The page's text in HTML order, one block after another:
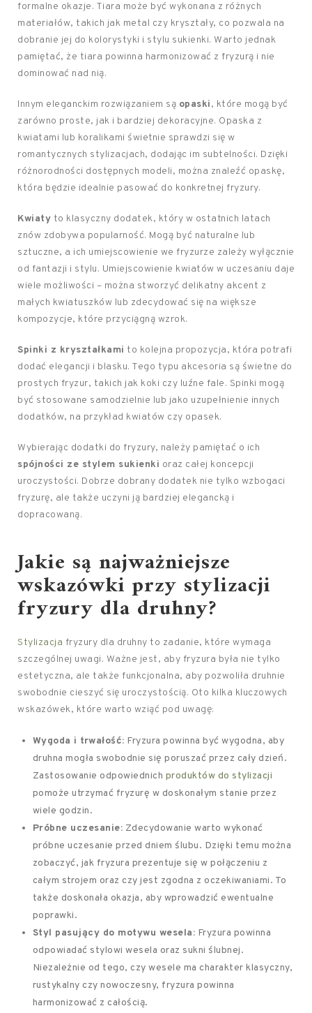
formalne okazje. Tiara może być wykonana z różnych
materiałów, takich jak metal czy kryształy, co pozwala na
dobranie jej do kolorystyki i stylu sukienki. Warto jednak
pamiętać, że tiara powinna harmonizować z fryzurą i nie
dominować nad nią.
Innym eleganckim rozwiązaniem są opaski, które mogą być
zarówno proste, jak i bardziej dekoracyjne. Opaska z
kwiatami lub koralikami świetnie sprawdzi się w
romantycznych stylizacjach, dodając im subtelności. Dzięki
różnorodności dostępnych modeli, można znaleźć opaskę,
która będzie idealnie pasować do konkretnej fryzury.
Kwiaty to klasyczny dodatek, który w ostatnich latach
znów zdobywa popularność. Mogą być naturalne lub
sztuczne, a ich umiejscowienie we fryzurze zależy wyłącznie
od fantazji i stylu. Umiejscowienie kwiatów w uczesaniu daje
wiele możliwości – można stworzyć delikatny akcent z
małych kwiatuszków lub zdecydować się na większe
kompozycje, które przyciągną wzrok.
Spinki z kryształkami to kolejna propozycja, która potrafi
dodać elegancji i blasku. Tego typu akcesoria są świetne do
prostych fryzur, takich jak koki czy luźne fale. Spinki mogą
być stosowane samodzielnie lub jako uzupełnienie innych
dodatków, na przykład kwiatów czy opasek.
Wybierając dodatki do fryzury, należy pamiętać o ich
spójności ze stylem sukienki oraz całej koncepcji
uroczystości. Dobrze dobrany dodatek nie tylko wzbogaci
fryzurę, ale także uczyni ją bardziej elegancką i
dopracowaną.
Jakie są najważniejsze
wskazówki przy stylizacji
fryzury dla druhny?
Stylizacja fryzury dla druhny to zadanie, które wymaga
szczególnej uwagi. Ważne jest, aby fryzura była nie tylko
estetyczna, ale także funkcjonalna, aby pozwoliła druhnie
swobodnie cieszyć się uroczystością. Oto kilka kluczowych
wskazówek, które warto wziąć pod uwagę:
Wygoda i trwałość: Fryzura powinna być wygodna, aby
druhna mogła swobodnie się poruszać przez cały dzień.
Zastosowanie odpowiednich produktów do stylizacji
pomoże utrzymać fryzurę w doskonałym stanie przez
wiele godzin.
Próbne uczesanie: Zdecydowanie warto wykonać
próbne uczesanie przed dniem ślubu. Dzięki temu można
zobaczyć, jak fryzura prezentuje się w połączeniu z
całym strojem oraz czy jest zgodna z oczekiwaniami. To
także doskonała okazja, aby wprowadzić ewentualne
poprawki.
Styl pasujący do motywu wesela: Fryzura powinna
odpowiadać stylowi wesela oraz sukni ślubnej.
Niezależnie od tego, czy wesele ma charakter klasyczny,
rustykalny czy nowoczesny, fryzura powinna
harmonizować z całością.